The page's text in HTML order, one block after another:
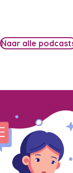
Naar alle